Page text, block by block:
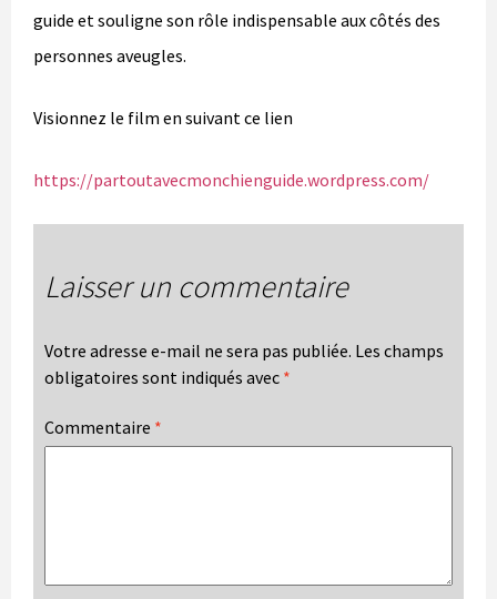
guide et souligne son rôle indispensable aux côtés des
personnes aveugles.
Visionnez le film en suivant ce lien
https://partoutavecmonchienguide.wordpress.com/
Laisser un commentaire
Votre adresse e-mail ne sera pas publiée. Les champs
obligatoires sont indiqués avec *
Commentaire *